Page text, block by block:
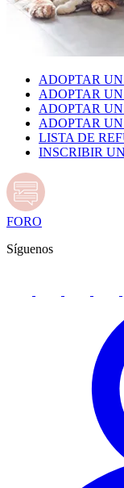
ADOPTAR UN
ADOPTAR
ADOPTAR
ADOPTAR
LISTA DE
INSCRIBIR
FORO
Síguenos